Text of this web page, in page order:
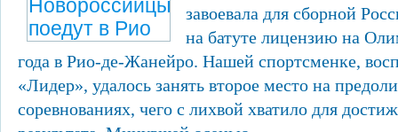
завоевала для сборной
на батуте лицензию на
года в Рио-де-Жанейро. Нашей спортсменке,
«Лидер», удалось занять второе место на
соревнованиях, чего с лихвой хватило для